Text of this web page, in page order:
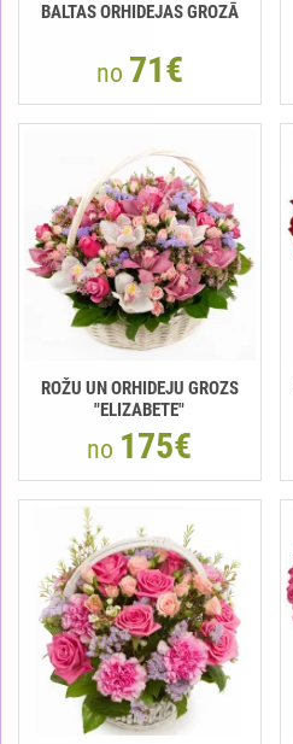
BALTAS ORHIDEJAS GROZĀ
no 71€
ROŽU UN ORHIDEJU GROZS
"ELIZABETE"
no 175€